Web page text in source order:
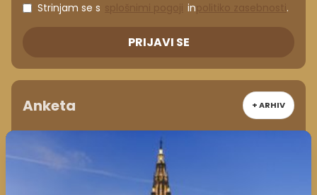
Strinjam se s in .
PRIJAVI SE
Anketa + ARHIV